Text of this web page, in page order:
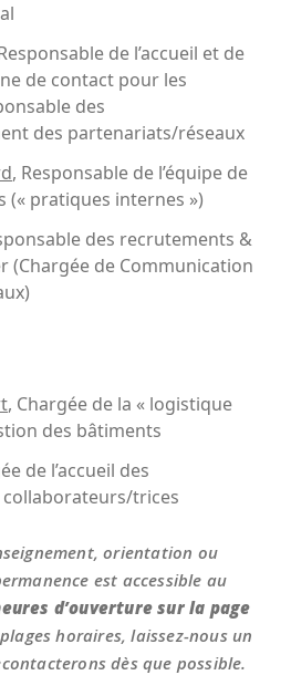
de l’accueil et de
de contact pour les
des
des partenariats/réseaux
, Responsable de l’équipe de
pratiques internes »)
des recrutements &
(Chargée de Communication
, Chargée de la « logistique
des bâtiments
de l’accueil des
trices
orientation ou
est accessible au
d’ouverture sur la page
horaires, laissez-nous un
dès que possible.